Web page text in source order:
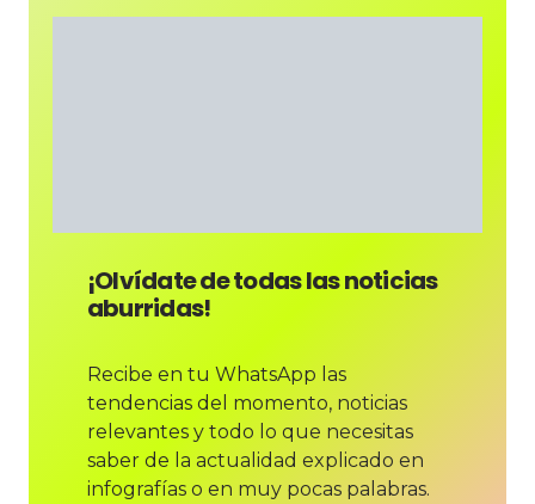
¡Olvídate de todas las noticias
aburridas!
Recibe en tu WhatsApp las
tendencias del momento, noticias
relevantes y todo lo que necesitas
saber de la actualidad explicado en
infografías o en muy pocas palabras.